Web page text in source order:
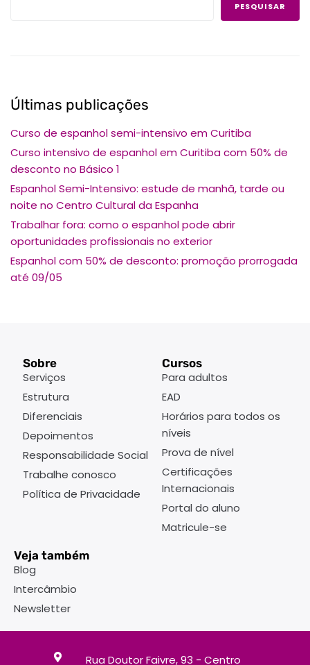
PESQUISAR
Últimas publicações
Curso de espanhol semi-intensivo em Curitiba
Curso intensivo de espanhol em Curitiba com 50% de
desconto no Básico 1
Espanhol Semi-Intensivo: estude de manhã, tarde ou
noite no Centro Cultural da Espanha
Trabalhar fora: como o espanhol pode abrir
oportunidades profissionais no exterior
Espanhol com 50% de desconto: promoção prorrogada
até 09/05
Sobre
Serviços
Estrutura
Diferenciais
Depoimentos
Responsabilidade Social
Trabalhe conosco
Política de Privacidade
Cursos
Para adultos
EAD
Horários para todos os
níveis
Prova de nível
Certificações
Internacionais
Portal do aluno
Matricule-se
Veja também
Blog
Intercâmbio
Newsletter
Rua Doutor Faivre, 93 - Centro